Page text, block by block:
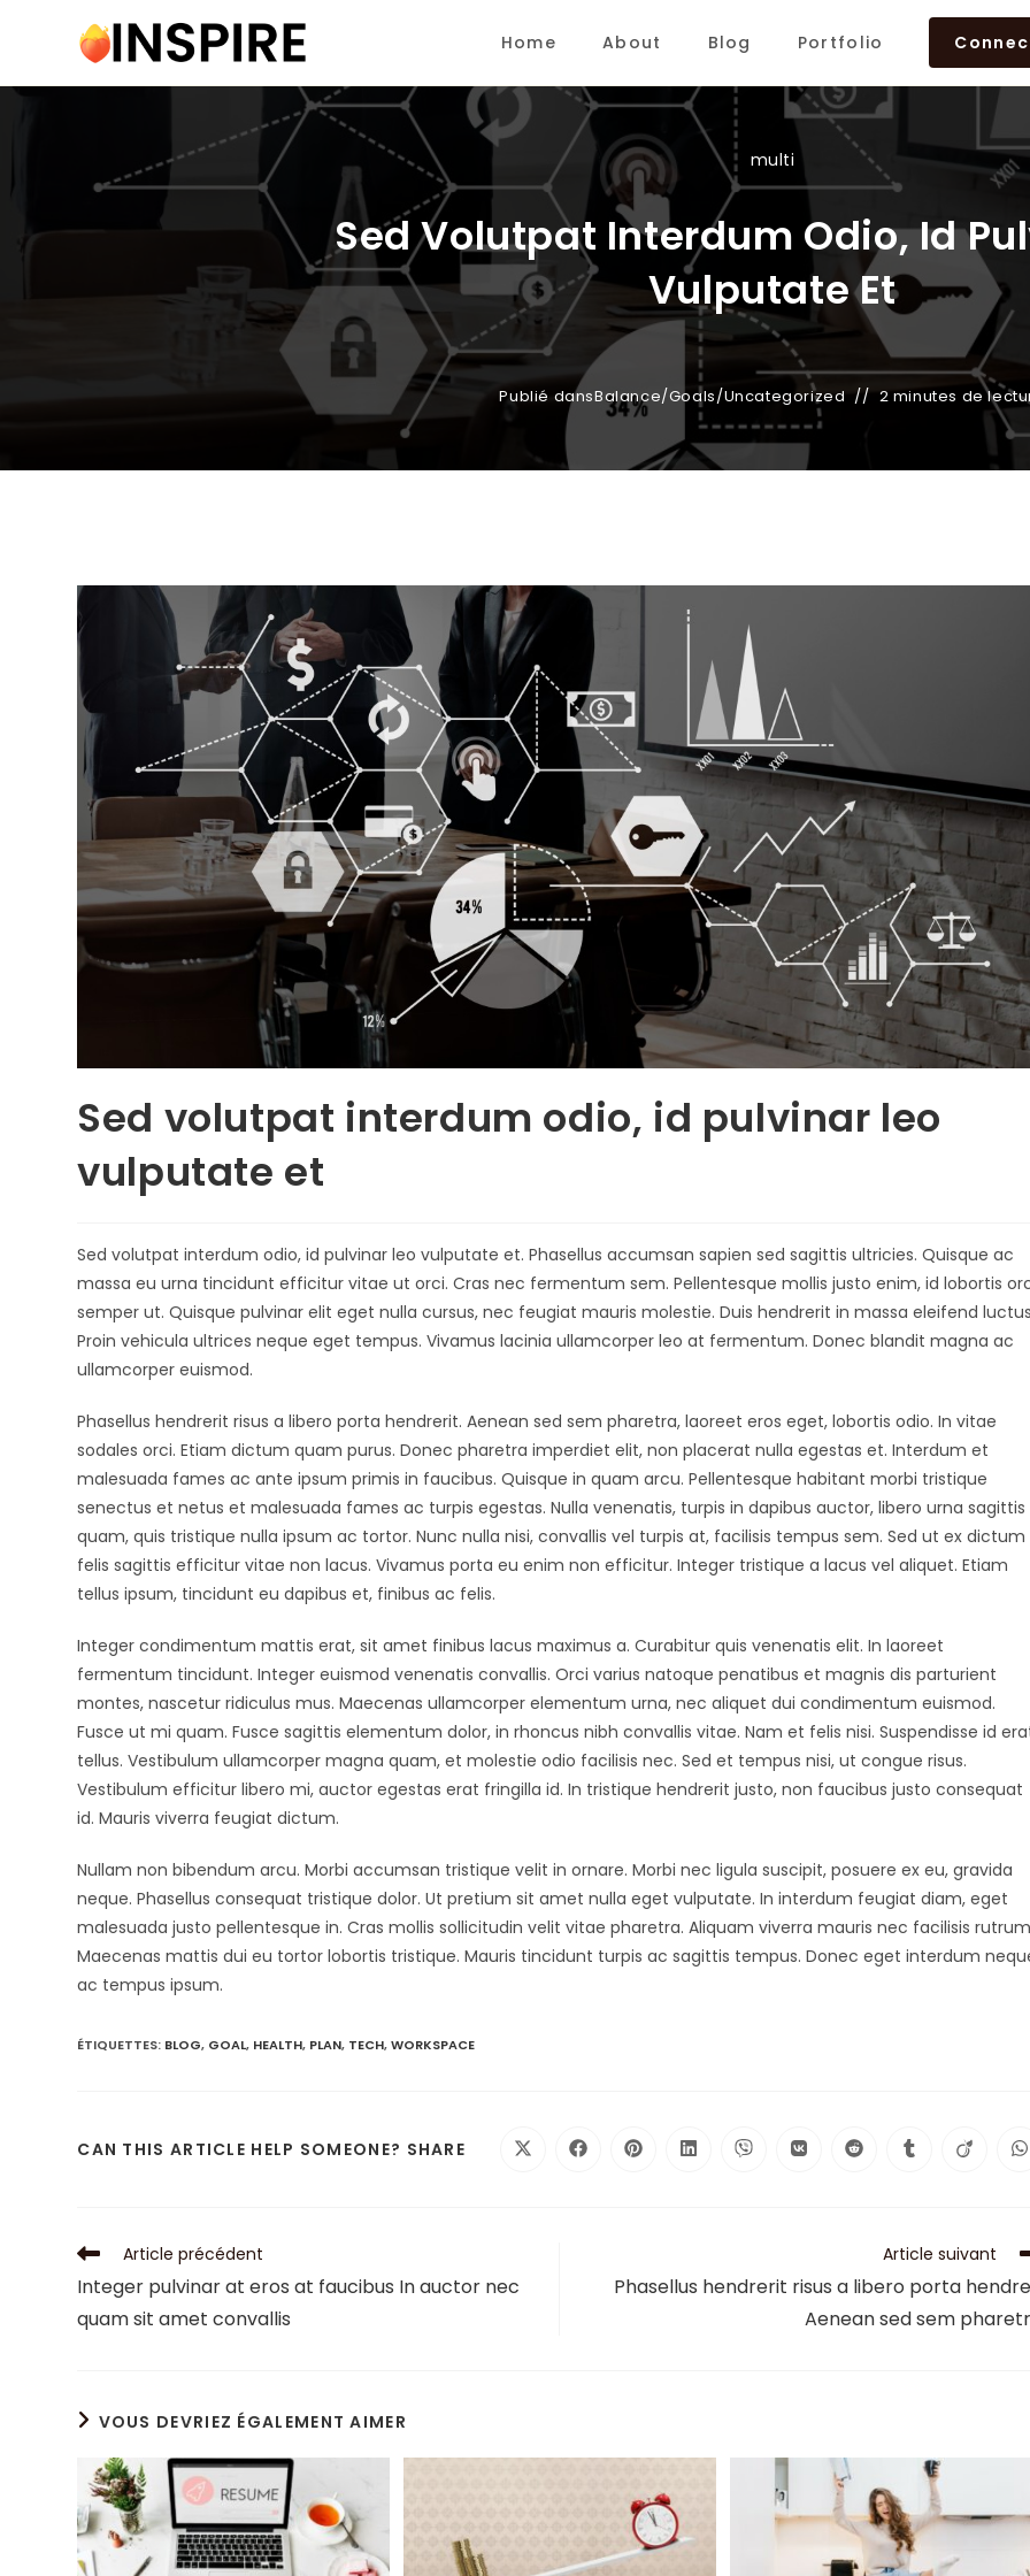
Home About Blog Portfolio
multi
Sed Volutpat Interdum Odio, Id
Vulputate Et
Publié dansBalance/Goals/Uncategorized 2 minutes de
Sed volutpat interdum odio, id pulvinar leo
vulputate et
Sed volutpat interdum odio, id pulvinar leo vulputate et. Phasellus accumsan sapien sed sagittis ultricies. Quisque ac
massa eu urna tincidunt efficitur vitae ut orci. Cras nec fermentum sem. Pellentesque mollis justo enim, id lobortis
semper ut. Quisque pulvinar elit eget nulla cursus, nec feugiat mauris molestie. Duis hendrerit in massa eleifend
Proin vehicula ultrices neque eget tempus. Vivamus lacinia ullamcorper leo at fermentum. Donec blandit magna ac
ullamcorper euismod.
Phasellus hendrerit risus a libero porta hendrerit. Aenean sed sem pharetra, laoreet eros eget, lobortis odio. In vitae
sodales orci. Etiam dictum quam purus. Donec pharetra imperdiet elit, non placerat nulla egestas et. Interdum et
malesuada fames ac ante ipsum primis in faucibus. Quisque in quam arcu. Pellentesque habitant morbi tristique
senectus et netus et malesuada fames ac turpis egestas. Nulla venenatis, turpis in dapibus auctor, libero urna sagittis
quam, quis tristique nulla ipsum ac tortor. Nunc nulla nisi, convallis vel turpis at, facilisis tempus sem. Sed ut ex dictum
felis sagittis efficitur vitae non lacus. Vivamus porta eu enim non efficitur. Integer tristique a lacus vel aliquet. Etiam
tellus ipsum, tincidunt eu dapibus et, finibus ac felis.
Integer condimentum mattis erat, sit amet finibus lacus maximus a. Curabitur quis venenatis elit. In laoreet
fermentum tincidunt. Integer euismod venenatis convallis. Orci varius natoque penatibus et magnis dis parturient
montes, nascetur ridiculus mus. Maecenas ullamcorper elementum urna, nec aliquet dui condimentum euismod.
Fusce ut mi quam. Fusce sagittis elementum dolor, in rhoncus nibh convallis vitae. Nam et felis nisi. Suspendisse id
tellus. Vestibulum ullamcorper magna quam, et molestie odio facilisis nec. Sed et tempus nisi, ut congue risus.
Vestibulum efficitur libero mi, auctor egestas erat fringilla id. In tristique hendrerit justo, non faucibus justo consequat
id. Mauris viverra feugiat dictum.
Nullam non bibendum arcu. Morbi accumsan tristique velit in ornare. Morbi nec ligula suscipit, posuere ex eu, gravida
neque. Phasellus consequat tristique dolor. Ut pretium sit amet nulla eget vulputate. In interdum feugiat diam, eget
malesuada justo pellentesque in. Cras mollis sollicitudin velit vitae pharetra. Aliquam viverra mauris nec facilisis
Maecenas mattis dui eu tortor lobortis tristique. Mauris tincidunt turpis ac sagittis tempus. Donec eget interdum
ac tempus ipsum.
ÉTIQUETTES: BLOG, GOAL, HEALTH, PLAN, TECH, WORKSPACE
CAN THIS ARTICLE HELP SOMEONE? SHARE
Article précédent
Integer pulvinar at eros at faucibus In auctor nec
quam sit amet convallis
Article suivant
Phasellus hendrerit risus a libero porta
Aenean sed sem
VOUS DEVRIEZ ÉGALEMENT AIMER